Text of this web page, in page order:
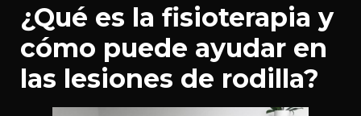
¿Qué es la fisioterapia y
cómo puede ayudar en
las lesiones de rodilla?